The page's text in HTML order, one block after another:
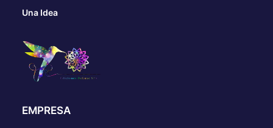
Una Idea
EMPRESA